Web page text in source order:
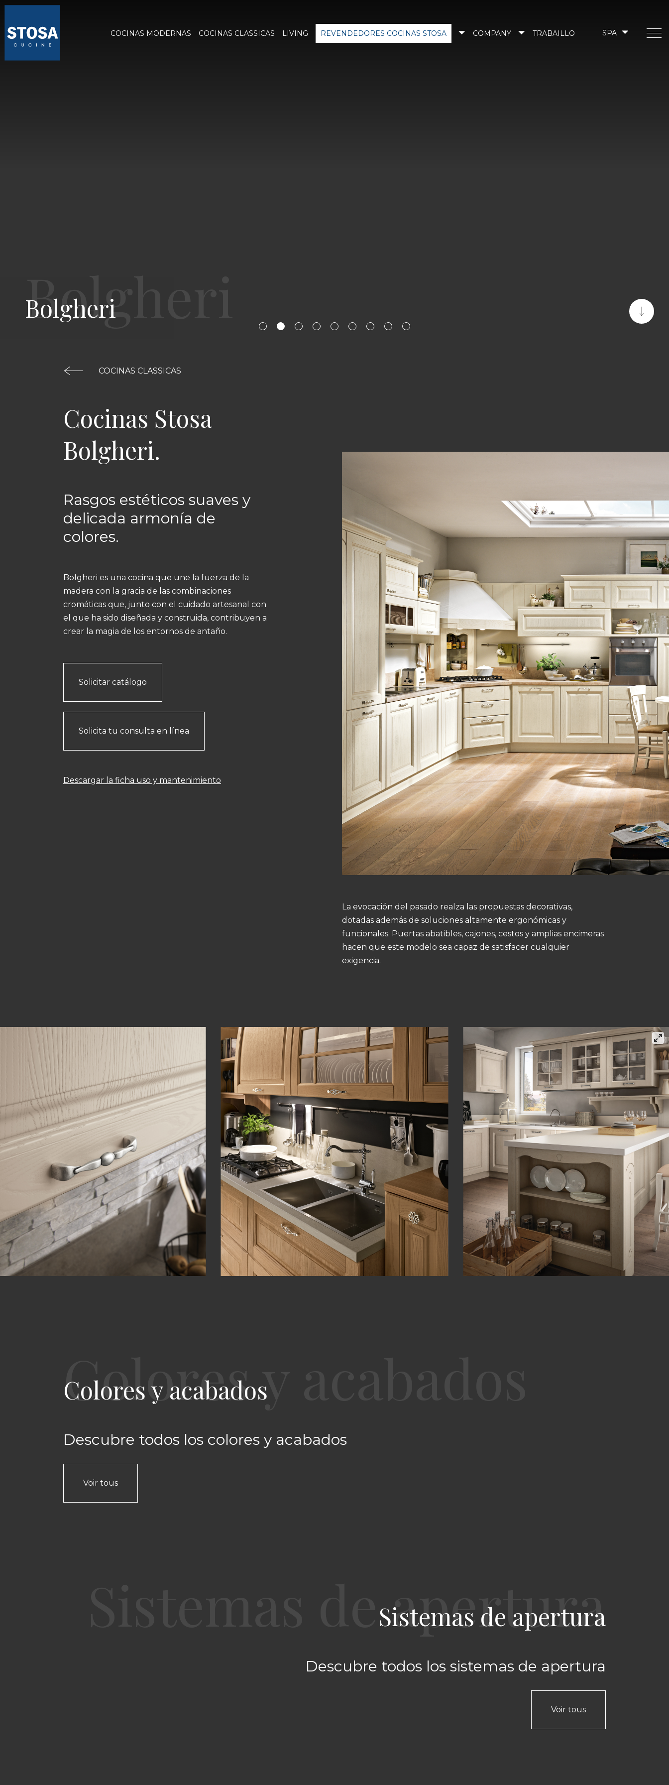
COCINAS MODERNAS COCINAS CLASSICAS LIVING REVENDEDORES COCINAS STOSA COMPANY TRABAILLO SPA
Bolgheri
COCINAS CLASSICAS
Cocinas Stosa
Bolgheri.
Rasgos estéticos suaves y
delicada armonía de
colores.
Bolgheri es una cocina que une la fuerza de la
madera con la gracia de las combinaciones
cromáticas que, junto con el cuidado artesanal con
el que ha sido diseñada y construida, contribuyen a
crear la magia de los entornos de antaño.
Solicitar catálogo
Solicita tu consulta en línea
Descargar la ficha uso y mantenimiento
La evocación del pasado realza las propuestas decorativas,
dotadas además de soluciones altamente ergonómicas y
funcionales. Puertas abatibles, cajones, cestos y amplias encimeras
hacen que este modelo sea capaz de satisfacer cualquier
exigencia.
Colores y acabados
Descubre todos los colores y acabados
Voir tous
Sistemas de apertura
Descubre todos los sistemas de apertura
Voir tous